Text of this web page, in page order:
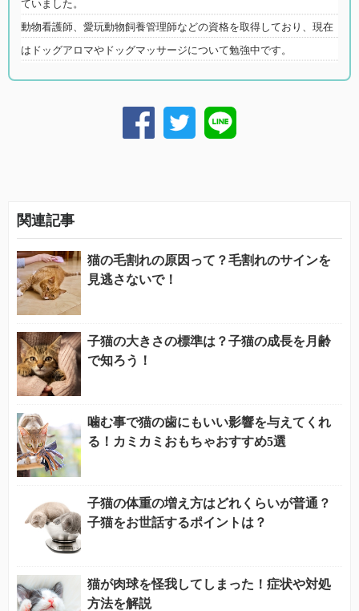
ていました。
動物看護師、愛玩動物飼養管理師などの資格を取得しており、現在
はドッグアロマやドッグマッサージについて勉強中です。
関連記事
猫の毛割れの原因って？毛割れのサインを
見逃さないで！
子猫の大きさの標準は？子猫の成長を月齢
で知ろう！
噛む事で猫の歯にもいい影響を与えてくれ
る！カミカミおもちゃおすすめ5選
子猫の体重の増え方はどれくらいが普通？
子猫をお世話するポイントは？
猫が肉球を怪我してしまった！症状や対処
方法を解説